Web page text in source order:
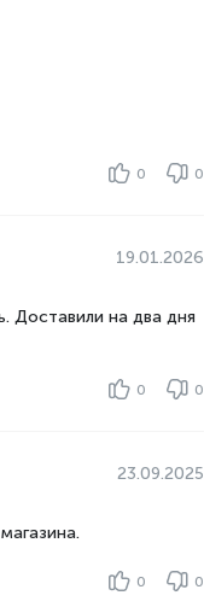
0 0
19.01.2026
Доставили на два дня
0 0
23.09.2025
0 0